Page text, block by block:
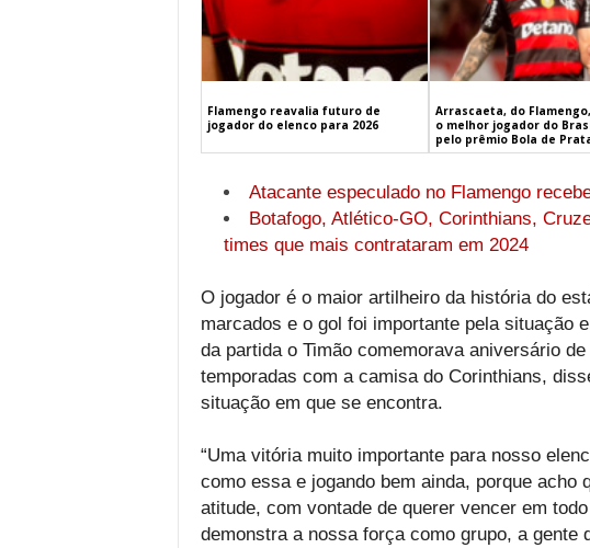
Flamengo reavalia futuro de
jogador do elenco para 2026
Arrascaeta, do
o melhor jogador do
pelo prêmio Bola de
Atacante especulado no Flamengo
Botafogo, Atlético-GO, Corinthians,
times que mais contrataram em 2024
O jogador é o maior artilheiro da história do
marcados e o gol foi importante pela situação
da partida o Timão comemorava aniversário
temporadas com a camisa do Corinthians,
situação em que se encontra.
“Uma vitória muito importante para nosso
como essa e jogando bem ainda, porque acho
atitude, com vontade de querer vencer em
demonstra a nossa força como grupo, a gente